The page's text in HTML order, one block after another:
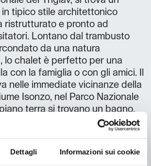
Dettagli Informazioni sui cookie
tipico stile architettonico
ristrutturato e pronto ad
Lontano dal trambusto
da una natura
lo chalet è perfetto per una
con la famiglia o con gli amici. Il
nelle immediate vicinanze della
Isonzo, nel Parco Nazionale
terra si trovano un bagno,
soggiorno con terrazza, mentre
ci sono due camere da letto